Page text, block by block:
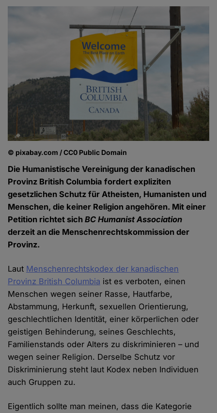
© pixabay.com / CC0 Public Domain
Die Humanistische Vereinigung der kanadischen
Provinz British Columbia fordert expliziten
gesetzlichen Schutz für Atheisten, Humanisten und
Menschen, die keiner Religion angehören. Mit einer
Petition richtet sichBC Humanist Association
derzeit an die Menschenrechtskommission der
Provinz.
Laut Menschenrechtskodex der kanadischen
Provinz British Columbia ist es verboten, einen
Menschen wegen seiner Rasse, Hautfarbe,
Abstammung, Herkunft, sexuellen Orientierung,
geschlechtlichen Identität, einer körperlichen oder
geistigen Behinderung, seines Geschlechts,
Familienstands oder Alters zu diskriminieren – und
wegen seiner Religion. Derselbe Schutz vor
Diskriminierung steht laut Kodex neben Individuen
auch Gruppen zu.
Eigentlich sollte man meinen, dass die Kategorie